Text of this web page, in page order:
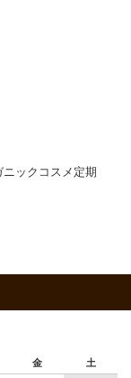
ックコスメ定期
金 土